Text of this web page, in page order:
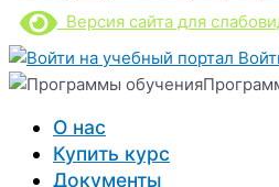
Версия сайта для
О нас
Купить курс
Документы